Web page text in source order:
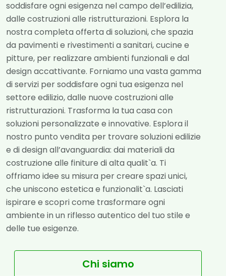
soddisfare ogni esigenza nel campo dell’edilizia,
dalle costruzioni alle ristrutturazioni. Esplora la
nostra completa offerta di soluzioni, che spazia
da pavimenti e rivestimenti a sanitari, cucine e
pitture, per realizzare ambienti funzionali e dal
design accattivante. Forniamo una vasta gamma
di servizi per soddisfare ogni tua esigenza nel
settore edilizio, dalle nuove costruzioni alle
ristrutturazioni. Trasforma la tua casa con
soluzioni personalizzate e innovative. Esplora il
nostro punto vendita per trovare soluzioni edilizie
e di design all’avanguardia: dai materiali da
costruzione alle finiture di alta qualit`a. Ti
offriamo idee su misura per creare spazi unici,
che uniscono estetica e funzionalit`a. Lasciati
ispirare e scopri come trasformare ogni
ambiente in un riflesso autentico del tuo stile e
delle tue esigenze.
Chi siamo